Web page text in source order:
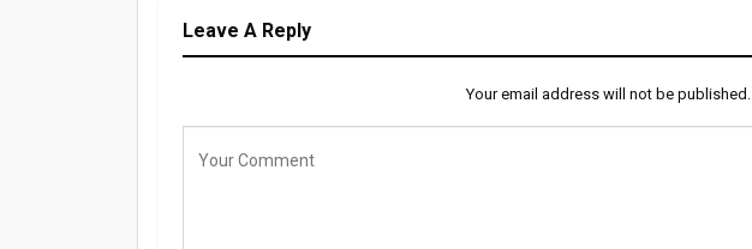
Leave A Reply
Your email address will not be published.